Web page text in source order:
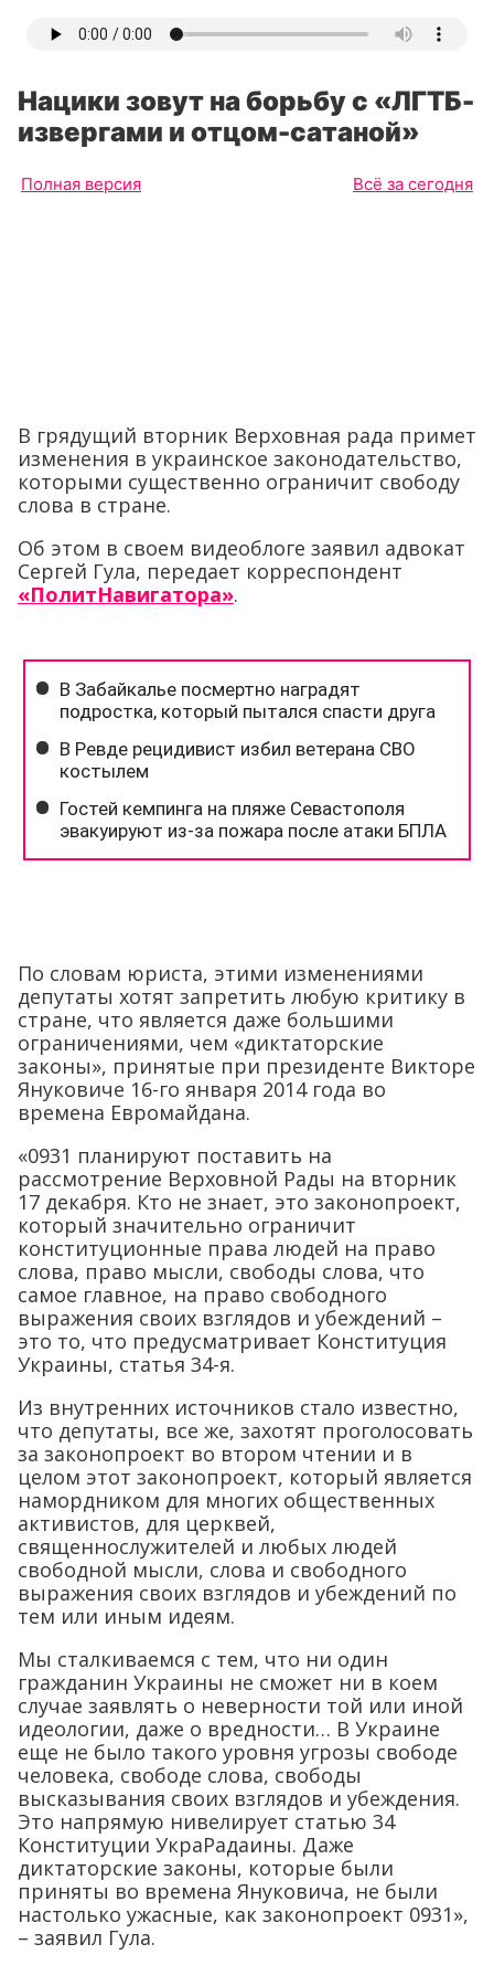
Нацики зовут на борьбу с «ЛГТБ-
извергами и отцом-сатаной»
Полная версия Всё за сегодня
В грядущий вторник Верховная рада примет
изменения в украинское законодательство,
которыми существенно ограничит свободу
слова в стране.
Об этом в своем видеоблоге заявил адвокат
Сергей Гула, передает корреспондент
«ПолитНавигатора».
По словам юриста, этими изменениями
депутаты хотят запретить любую критику в
стране, что является даже большими
ограничениями, чем «диктаторские
законы», принятые при президенте Викторе
Януковиче 16-го января 2014 года во
времена Евромайдана.
«0931 планируют поставить на
рассмотрение Верховной Рады на вторник
17 декабря. Кто не знает, это законопроект,
который значительно ограничит
конституционные права людей на право
слова, право мысли, свободы слова, что
самое главное, на право свободного
выражения своих взглядов и убеждений –
это то, что предусматривает Конституция
Украины, статья 34-я.
Из внутренних источников стало известно,
что депутаты, все же, захотят проголосовать
за законопроект во втором чтении и в
целом этот законопроект, который является
намордником для многих общественных
активистов, для церквей,
священнослужителей и любых людей
свободной мысли, слова и свободного
выражения своих взглядов и убеждений по
тем или иным идеям.
Мы сталкиваемся с тем, что ни один
гражданин Украины не сможет ни в коем
случае заявлять о неверности той или иной
идеологии, даже о вредности… В Украине
еще не было такого уровня угрозы свободе
человека, свободе слова, свободы
высказывания своих взглядов и убеждения.
Это напрямую нивелирует статью 34
Конституции УкраРадаины. Даже
диктаторские законы, которые были
приняты во времена Януковича, не были
настолько ужасные, как законопроект 0931»,
– заявил Гула.